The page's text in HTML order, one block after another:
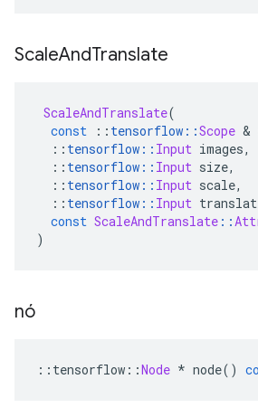
ScaleAndTranslate
ScaleAndTranslate(
const
:: tensorflow ::Scope &
:: tensorflow :: Input images,
:: tensorflow :: Input size,
:: tensorflow :: Input scale,
:: tensorflow :: Input
const ScaleAndTranslate ::
)
nó
:: tensorflow ::Node * node()